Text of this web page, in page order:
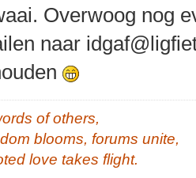
Overwoog nog
naar
of others,
blooms, forums unite,
love takes flight.